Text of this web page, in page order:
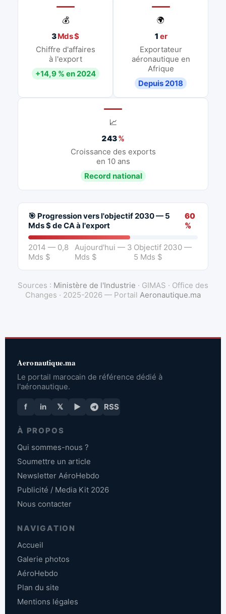
💰
3Mds $
Chiffre d'affaires
à l'export
+14,9 % en 2024
🌍
1 er
Exportateur
aéronautique en
Afrique
Depuis 2018
📈
243%
Croissance des exports
en 10 ans
Record national
🎯 Progression vers l'objectif 2030 — 5
Mds $ de CA à l'export
60
%
2014 — 0,8
Mds $
Aujourd'hui — 3
Mds $
Objectif 2030 —
5 Mds $
Sources : Ministère de l'Industrie · GIMAS · Office des
Changes · 2025-2026 — Portail Aeronautique.ma
Aeronautique.ma
Le portail marocain de référence dédié à
l'aéronautique.
f in 𝕏 ▶ RSS
À PROPOS
Qui sommes-nous ?
Soumettre un article
Newsletter AéroHebdo
Publicité / Media Kit 2026
Nous contacter
NAVIGATION
Accueil
Galerie photos
AéroHebdo
Plan du site
Mentions légales